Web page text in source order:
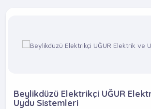
Beylikdüzü Elektrikçi UĞUR
Uydu Sistemleri